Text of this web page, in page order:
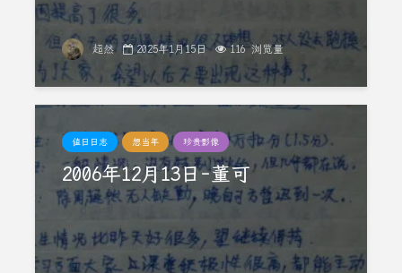
超然 2025年1月15日 116 浏览量
值日日志 想当年 珍贵影像
2006年12月13日-董可